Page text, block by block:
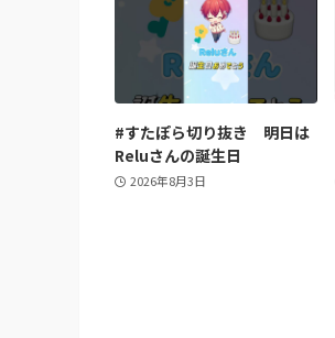
#すたぽら切り抜き 明日は
Reluさんの誕生日
2026年8月3日